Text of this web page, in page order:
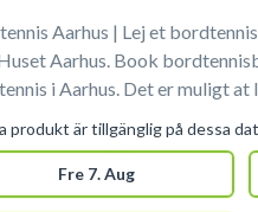
Aarhus | Lej et
Aarhus. Book
i Aarhus. Det er muligt at
produkt är tillgänglig på dessa
Fre 7. Aug